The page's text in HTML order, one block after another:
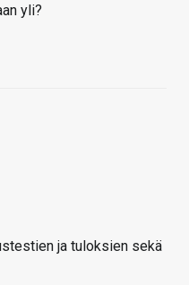
yli?
ja tuloksien sekä